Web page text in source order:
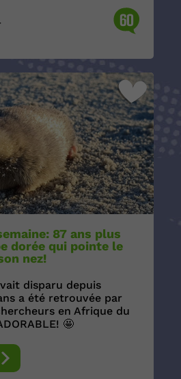
60
87 ans plus
dorée qui pointe le
nez!
disparu depuis
a été retrouvée par
en Afrique du
🤩